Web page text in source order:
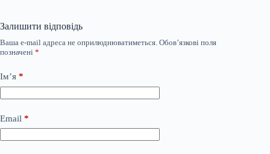
Залишити відповідь
Ваша e-mail адреса не оприлюднюватиметься. Обов’язкові поля
позначені *
Ім’я *
Email *